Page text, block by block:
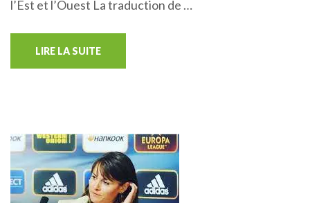
l’Est et l’Ouest La traduction de …
LIRE LA SUITE